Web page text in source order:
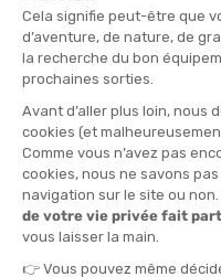
I comportamenti giusti
La migliore difesa è la
per evitare molte punture.
Scegliere un abbigliamento
Non serve indossare una
accorgimento può fare la